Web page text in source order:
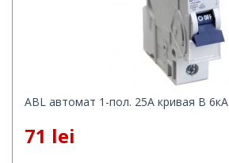
ABL автомат 1-пол. 25А кривая B 6кА
71 lei